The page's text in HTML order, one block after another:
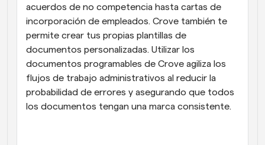
acuerdos de no competencia hasta cartas de
incorporación de empleados. Crove también te
permite crear tus propias plantillas de
documentos personalizadas. Utilizar los
documentos programables de Crove agiliza los
flujos de trabajo administrativos al reducir la
probabilidad de errores y asegurando que todos
los documentos tengan una marca consistente.